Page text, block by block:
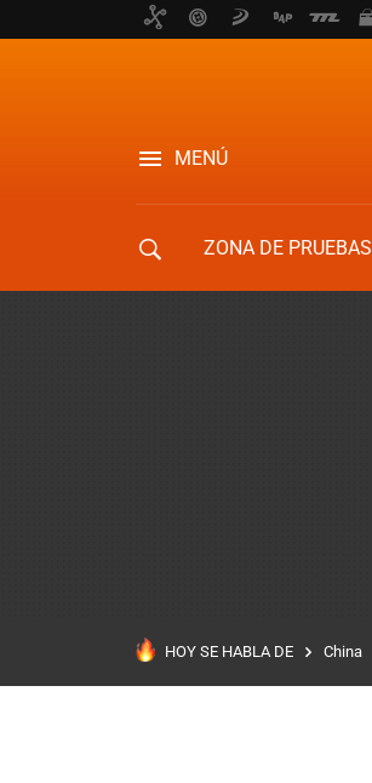
MENÚ
ZONA DE PRUEBAS
HOY SE HABLA DE China